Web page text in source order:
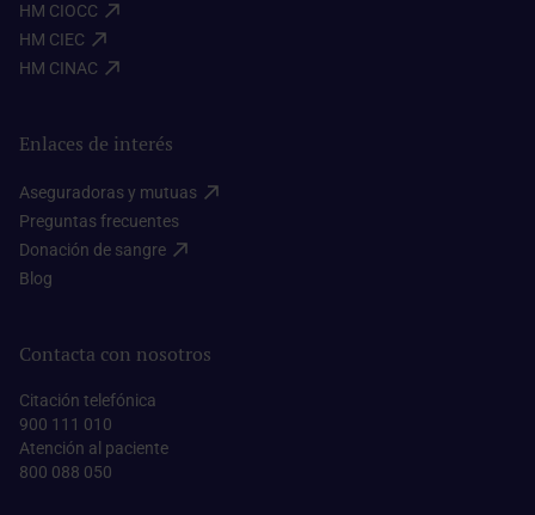
HM CIOCC​
HM CIEC​
HM CINAC​
Enlaces de interés
Aseguradoras y mutuas​
Preguntas frecuentes​
Donación de sangre​
Blog​
Contacta con nosotros
Citación telefónica
900 111 010
Atención al paciente
800 088 050